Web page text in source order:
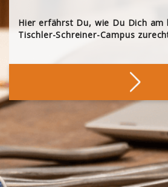
Hier erfährst Du, wie Du Dich am
Tischler-Schreiner-Campus